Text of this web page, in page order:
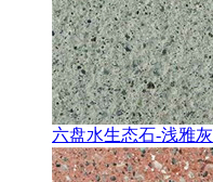
六盘水生态石-浅雅灰